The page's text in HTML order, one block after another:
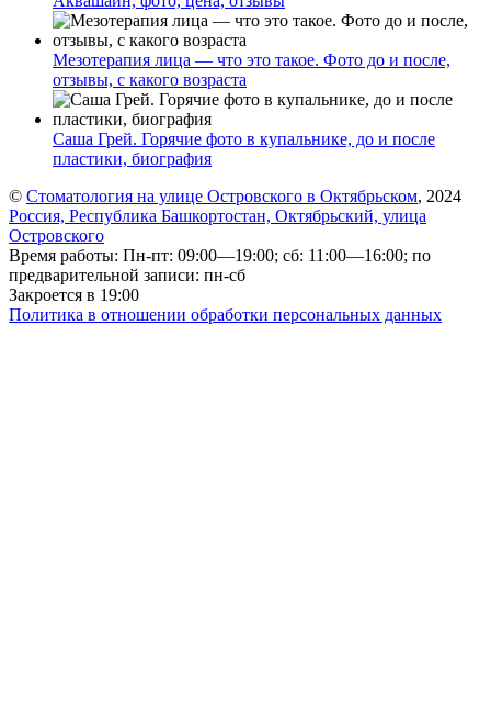
Мезотерапия лица — что это такое. Фото до и после,
отзывы, с какого возраста
Саша Грей. Горячие фото в купальнике, до и после
пластики, биография
© Стоматология на улице Островского в Октябрьском, 2024
Россия, Республика Башкортостан, Октябрьский, улица
Островского
Время работы: Пн-пт: 09:00—19:00; сб: 11:00—16:00; по
предварительной записи: пн-сб
Закроется в 19:00
Политика в отношении обработки персональных данных